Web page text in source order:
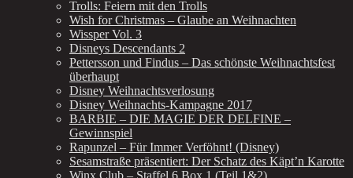
Trolls: Feiern mit den Trolls
Wish for Christmas – Glaube an Weihnachten
Wissper Vol. 3
Disneys Descendants 2
Pettersson und Findus – Das schönste Weihnachtsfest
überhaupt
Disney Weihnachtsverlosung
Disney Weihnachts-Kampagne 2017
BARBIE – DIE MAGIE DER DELFINE –
Gewinnspiel
Rapunzel – Für Immer Verföhnt! (Disney)
Sesamstraße präsentiert: Der Schatz des Käpt’n Karotte
Winx Club – Staffel 6 Box 1 (Teil 1&2)